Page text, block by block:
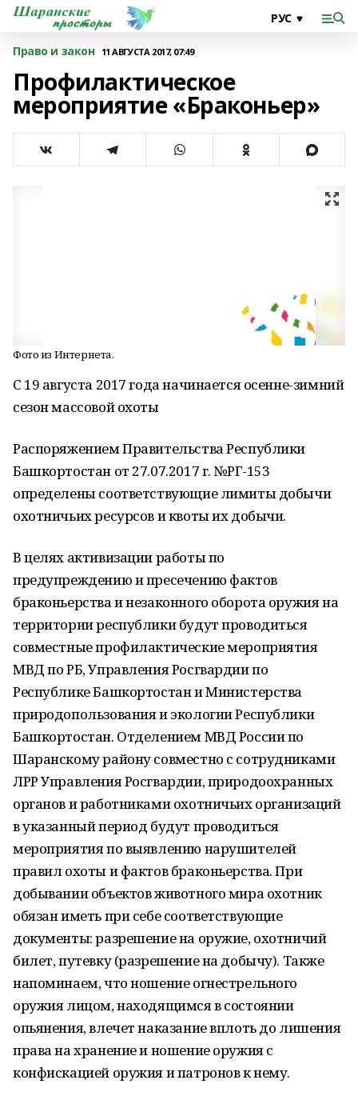
Право и закон 11 АВГУСТА 2017, 07:49
Профилактическое
мероприятие «Браконьер»
Фото из Интернета.
С 19 августа 2017 года начинается осенне-зимний
сезон массовой охоты
Распоряжением Правительства Республики
Башкортостан от 27.07.2017 г. №РГ-153
определены соответствующие лимиты добычи
охотничьих ресурсов и квоты их добычи.
В целях активизации работы по
предупреждению и пресечению фактов
браконьерства и незаконного оборота оружия на
территории республики будут проводиться
совместные профилактические мероприятия
МВД по РБ, Управления Росгвардии по
Республике Башкортостан и Министерства
природопользования и экологии Республики
Башкортостан. Отделением МВД России по
Шаранскому району совместно с сотрудниками
ЛРР Управления Росгвардии, природоохранных
органов и работниками охотничьих организаций
в указанный период будут проводиться
мероприятия по выявлению нарушителей
правил охоты и фактов браконьерства. При
добывании объектов животного мира охотник
обязан иметь при себе соответствующие
документы: разрешение на оружие, охотничий
билет, путевку (разрешение на добычу). Также
напоминаем, что ношение огнестрельного
оружия лицом, находящимся в состоянии
опьянения, влечет наказание вплоть до лишения
права на хранение и ношение оружия с
конфискацией оружия и патронов к нему.